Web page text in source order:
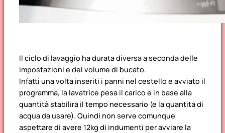
Il ciclo di lavaggio ha durata diversa a seconda delle
impostazioni e del volume di bucato.
Infatti una volta inseriti i panni nel cestello e avviato il
programma, la lavatrice pesa il carico e in base alla
quantità stabilirà il tempo necessario (e la quantità di
acqua da usare). Quindi non serve comunque
aspettare di avere 12kg di indumenti per avviare la